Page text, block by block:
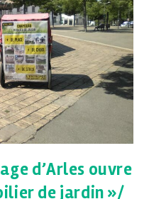
d’Arles ouvre
de jardin »/